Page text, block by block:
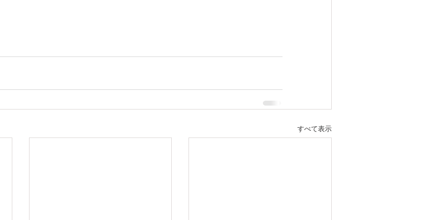
すべて表示